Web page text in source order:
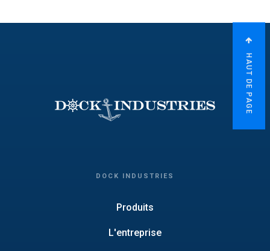
HAUT DE PAGE
DOCK INDUSTRIES
Produits
L'entreprise